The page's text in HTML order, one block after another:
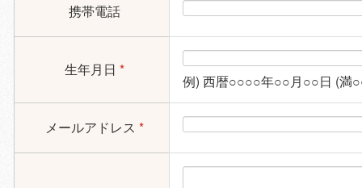
携帯電話
生年月日 *
例) 西暦○○○○年○○月○○日 (満
メールアドレス *